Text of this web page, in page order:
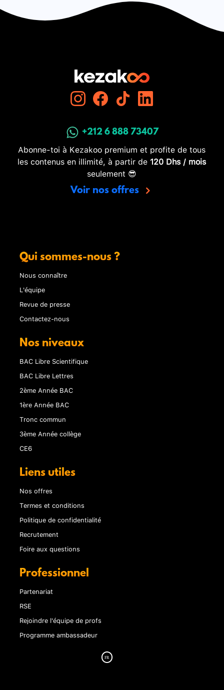
+212 6 888 73407
Abonne-toi à Kezakoo premium et profite de tous
les contenus en illimité, à partir de 120 Dhs / mois
seulement 😎
Voir nos offres
Qui sommes-nous ?
Nous connaître
L'équipe
Revue de presse
Contactez-nous
Nos niveaux
BAC Libre Scientifique
BAC Libre Lettres
2ème Année BAC
1ère Année BAC
Tronc commun
3ème Année collège
CE6
Liens utiles
Nos offres
Termes et conditions
Politique de confidentialité
Recrutement
Foire aux questions
Professionnel
Partenariat
RSE
Rejoindre l'équipe de profs
Programme ambassadeur